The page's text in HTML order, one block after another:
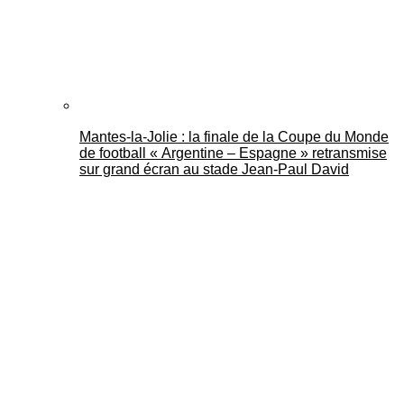
Mantes-la-Jolie : la finale de la Coupe du Monde
de football « Argentine – Espagne » retransmise
sur grand écran au stade Jean-Paul David